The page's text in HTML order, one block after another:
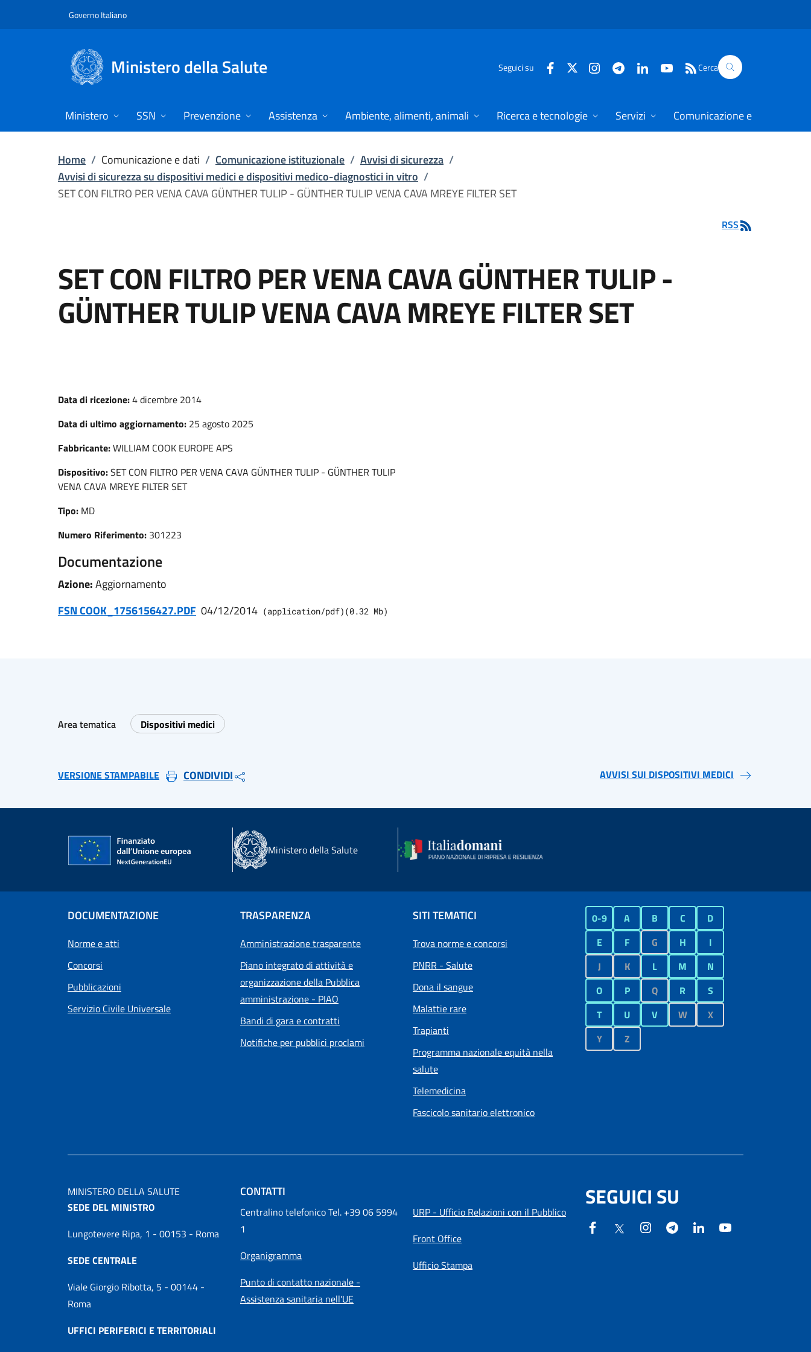
Governo Italiano
Ministero della Salute Seguici su Cerca
Ministero SSN Prevenzione Assistenza Ambiente, alimenti, animali Ricerca e tecnologie Servizi Comunicazione e dati
Home / Comunicazione e dati / Comunicazione istituzionale / Avvisi di sicurezza /
Avvisi di sicurezza su dispositivi medici e dispositivi medico-diagnostici in vitro /
SET CON FILTRO PER VENA CAVA GÜNTHER TULIP - GÜNTHER TULIP VENA CAVA MREYE FILTER SET
RSS
SET CON FILTRO PER VENA CAVA GÜNTHER TULIP -
GÜNTHER TULIP VENA CAVA MREYE FILTER SET
Data di ricezione:4 dicembre 2014
Data di ultimo aggiornamento: 25 agosto 2025
Fabbricante:WILLIAM COOK EUROPE APS
Dispositivo:SET CON FILTRO PER VENA CAVA GÜNTHER TULIP - GÜNTHER TULIP
VENA CAVA MREYE FILTER SET
Tipo: MD
Numero Riferimento: 301223
Documentazione
Azione:Aggiornamento
FSN COOK_1756156427.PDF 04/12/2014 (application/pdf) (0.32 Mb)
Area tematica Dispositivi medici
VERSIONE STAMPABILE CONDIVIDI AVVISI SUI DISPOSITIVI MEDICI
Ministero della Salute
DOCUMENTAZIONE
Norme e atti
Concorsi
Pubblicazioni
Servizio Civile Universale
TRASPARENZA
Amministrazione trasparente
Piano integrato di attività e
organizzazione della Pubblica
amministrazione - PIAO
Bandi di gara e contratti
Notifiche per pubblici proclami
SITI TEMATICI
Trova norme e concorsi
PNRR - Salute
Dona il sangue
Malattie rare
Trapianti
Programma nazionale equità nella
salute
Telemedicina
Fascicolo sanitario elettronico
0-9 A B C
D
E
F G H
I
J
K L M
N
O
P Q R
S
T
U V W
X
Y
Z
MINISTERO DELLA SALUTE
SEDE DEL MINISTRO
Lungotevere Ripa, 1 - 00153 - Roma
SEDE CENTRALE
Viale Giorgio Ribotta, 5 - 00144 -
Roma
UFFICI PERIFERICI E TERRITORIALI
CONTATTI
Centralino telefonico Tel. +39 06 5994
1
Organigramma
Punto di contatto nazionale -
Assistenza sanitaria nell'UE
URP - Ufficio Relazioni con il Pubblico
Front Office
Ufficio Stampa
SEGUICI SU